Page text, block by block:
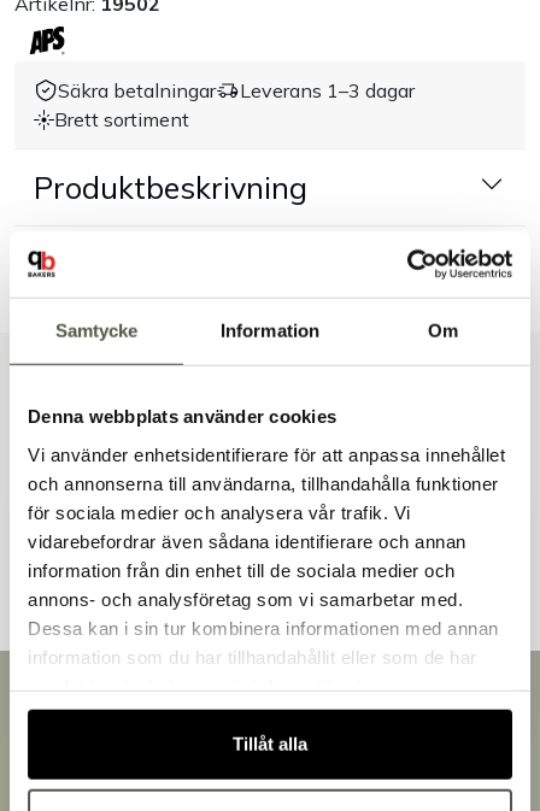
Samtycke Information Om
Denna webbplats använder cookies
Vi använder enhetsidentifierare för att anpassa innehållet
och annonserna till användarna, tillhandahålla funktioner
för sociala medier och analysera vår trafik. Vi
vidarebefordrar även sådana identifierare och annan
information från din enhet till de sociala medier och
annons- och analysföretag som vi samarbetar med.
Dessa kan i sin tur kombinera informationen med annan
information som du har tillhandahållit eller som de har
Tillåt alla
Om Bakers
Kundtjänst
Säkra betalningar
Leverans 1–3 dagar
Brett sortiment
Produktbeskrivning
Dokument & produktblad
Andra kunder tittade även på
Snabb leverans
Över 30 000 produkter
Välkommen till Bakers!
Handlar du som företag eller privatperson?
Fortsätt som privatperson